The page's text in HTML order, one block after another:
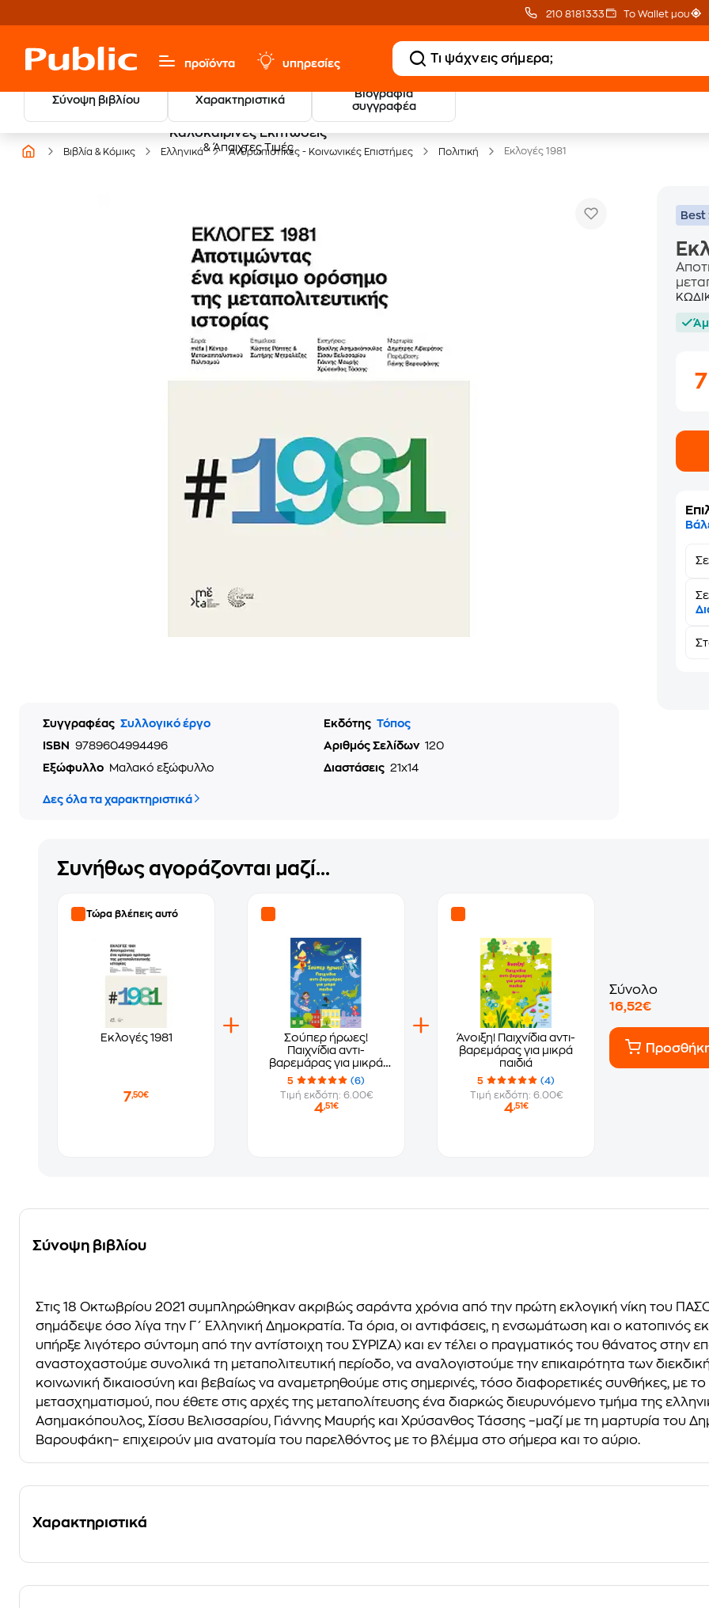
210 8181333 Το Wallet μου
προϊόντα υπηρεσίες
Σύνοψη βιβλίου Χαρακτηριστικά
Βιογραφία
συγγραφέα
Καλοκαιρινές Εκπτώσεις
& Άπαιχτες Τιμές
20 € Public επιστροφή
με Snappi
Βιβλία & Κόμικς Ελληνικά Ανθρωπιστικές - Κοινωνικές Επιστήμες Πολιτική Εκλογές 1981
Συγγραφέας Συλλογικό έργο Εκδότης Τόπος
ISBN
9789604994496 Αριθμός Σελίδων 120
Εξώφυλλο
Μαλακό εξώφυλλο Διαστάσεις 21x14
Δες όλα τα χαρακτηριστικά
Best
Συνήθως αγοράζονται μαζί...
Τώρα βλέπεις αυτό
Εκλογές 1981
7,50€
Σούπερ ήρωες!
Παιχνίδια αντι-
βαρεμάρας για μικρά
παιδιά
5
(6)
Τιμή εκδότη: 6.00€
4,51€
Άνοιξη! Παιχνίδια αντι-
βαρεμάρας για μικρά
παιδιά
5
(4)
Τιμή εκδότη: 6.00€
4,51€
Σύνολο
16,52€
Σύνοψη βιβλίου
Στις 18 Οκτωβρίου 2021 συμπληρώθηκαν ακριβώς σαράντα χρόνια από την πρώτη εκλογική νίκη του
σημάδεψε όσο λίγα την Γ΄ Ελληνική Δημοκρατία. Τα όρια, οι αντιφάσεις, η ενσωμάτωση και ο
υπήρξε λιγότερο σύντομη από την αντίστοιχη του ΣΥΡΙΖΑ) και εν τέλει ο πραγματικός του θάνατος στην
αναστοχαστούμε συνολικά τη μεταπολιτευτική περίοδο, να αναλογιστούμε την επικαιρότητα των
κοινωνική δικαιοσύνη και βεβαίως να αναμετρηθούμε στις σημερινές, τόσο διαφορετικές συνθήκες, με
μετασχηματισμού, που έθετε στις αρχές της μεταπολίτευσης ένα διαρκώς διευρυνόμενο τμήμα της
Ασημακόπουλος, Σίσσυ Βελισσαρίου, Γιάννης Μαυρής και Χρύσανθος Τάσσης –μαζί με τη μαρτυρία του
Βαρουφάκη– επιχειρούν μια ανατομία του παρελθόντος με το βλέμμα στο σήμερα και το αύριο.
Χαρακτηριστικά